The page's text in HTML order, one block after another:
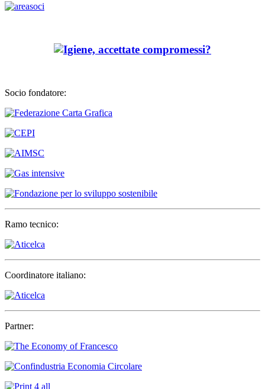
Socio fondatore:
Ramo tecnico:
Coordinatore italiano:
Partner: